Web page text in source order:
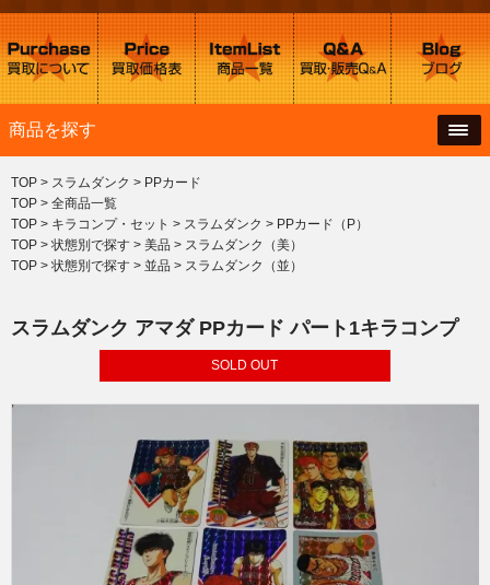
商品を探す
TOP > スラムダンク > PPカード
TOP > 全商品一覧
TOP > キラコンプ・セット > スラムダンク > PPカード（P）
TOP > 状態別で探す > 美品 > スラムダンク（美）
TOP > 状態別で探す > 並品 > スラムダンク（並）
スラムダンク アマダ PPカード パート1キラコンプ
SOLD OUT